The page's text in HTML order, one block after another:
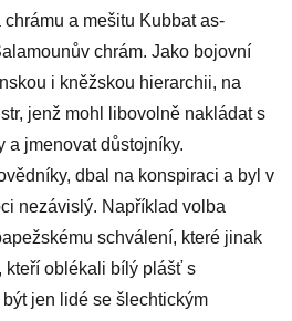
a mešitu Kubbat as-
chrám. Jako bojovní
i kněžskou hierarchii, na
jenž mohl libovolně nakládat s
a jmenovat důstojníky.
dbal na konspiraci a byl v
nezávislý. Například volba
schválení, které jinak
kteří oblékali bílý plášť s
jen lidé se šlechtickým